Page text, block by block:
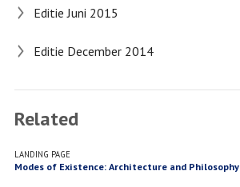
Editie Juni 2015
Editie December 2014
Related
LANDING PAGE
Modes of Existence: Architecture and Philosophy